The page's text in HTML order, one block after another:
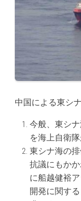
中国による東シ
今般、東シ
を海上自衛
東シナ海の
抗議にもか
に船越健裕
開発に関す